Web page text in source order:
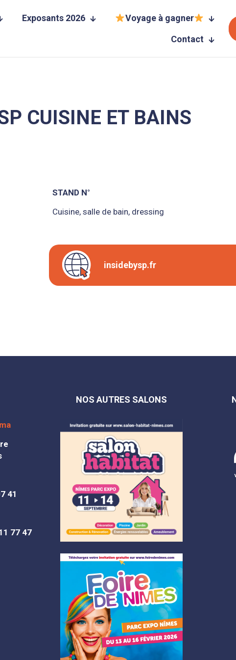
Exposants 2026 Voyage à gagner
Contact
CUISINE ET BAINS
STAND N°
Cuisine, salle de bain, dressing
insidebysp.fr
41
77 47
NOS AUTRES SALONS